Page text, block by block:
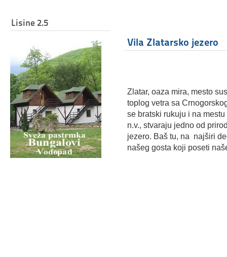
Lisine 2.5
Vila Zlatarsko jezero
Zlatar, oaza mira, mesto
toplog vetra sa
se bratski rukuju i na
n.v., stvaraju jedno od
jezero. Baš tu, na najširi
našeg gosta koji poseti